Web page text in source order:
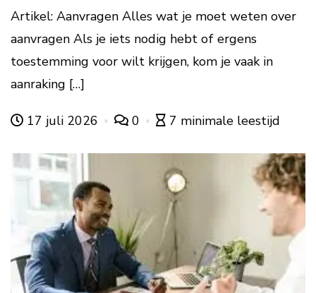
Artikel: Aanvragen Alles wat je moet weten over
aanvragen Als je iets nodig hebt of ergens
toestemming voor wilt krijgen, kom je vaak in
aanraking […]
17 juli 2026 0 7 minimale leestijd